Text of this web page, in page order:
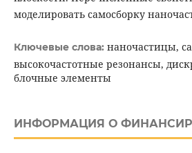
моделировать самосборку
Ключевые слова: наночастицы,
высокочастотные резонансы,
блочные элементы
ИНФОРМАЦИЯ О